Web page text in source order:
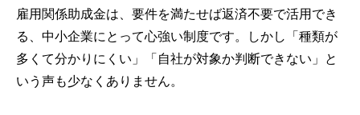
雇用関係助成金は、要件を満たせば返済不要で活用でき
る、中小企業にとって心強い制度です。しかし「種類が
多くて分かりにくい」「自社が対象か判断できない」と
いう声も少なくありません。